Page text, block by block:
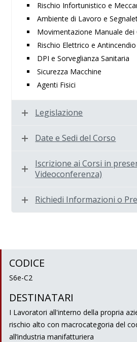
Rischio Infortunistico e
Ambiente di Lavoro e
Movimentazione Manuale dei
Rischio Elettrico e Antincendio
DPI e Sorveglianza Sanitaria
Sicurezza Macchine
Agenti Fisici
Legislazione
Date e Sedi del Corso
Iscrizione ai Corsi in
Videoconferenza)
Richiedi Informazioni o
CODICE
S6e-C2
DESTINATARI
I Lavoratori all'interno della propria
rischio alto con macrocategoria del
all’industria manifatturiera